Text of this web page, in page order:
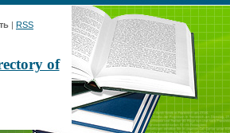
| RSS
of